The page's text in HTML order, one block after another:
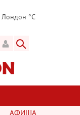
Лондон °C